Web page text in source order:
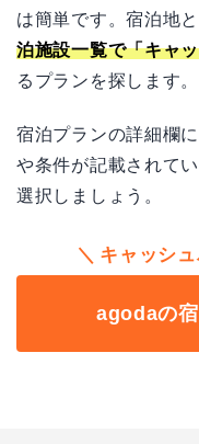
は簡単です。宿泊地
泊施設一覧で「キャ
るプランを探します。
宿泊プランの詳細欄
や条件が記載されて
選択しましょう。
キャッシ
agodaの